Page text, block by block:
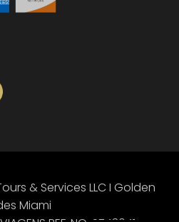
& Services LLC I Golden
Miami
EN
ES